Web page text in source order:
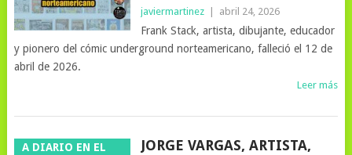
javiermartinez abril 24, 2026
Frank Stack, artista, dibujante, educador
y pionero del cómic underground norteamericano, falleció el 12 de
abril de 2026.
Leer más
A DIARIO EN EL
JORGE VARGAS, ARTISTA,